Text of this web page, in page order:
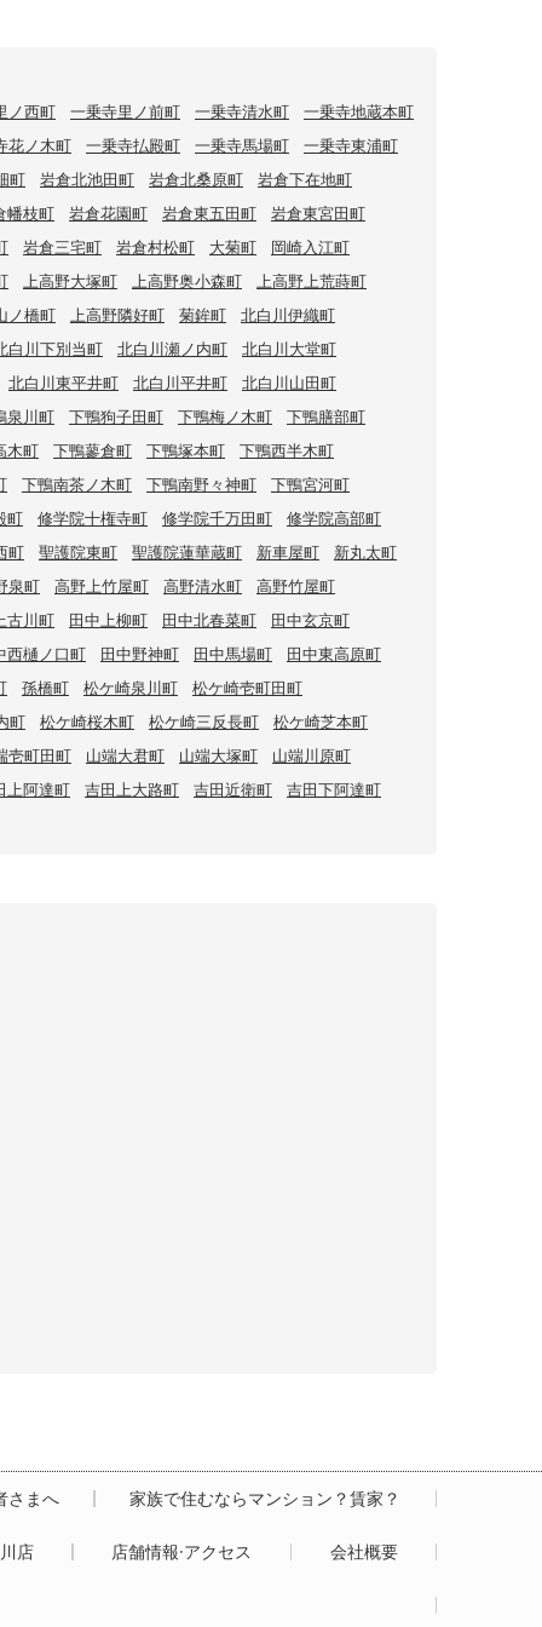
ノ西町 一乗寺里ノ前町 一乗寺清水町
一乗寺地蔵本町
花ノ木町 一乗寺払殿町 一乗寺馬場町
一乗寺東浦町
町 岩倉北池田町 岩倉北桑原町
岩倉下在地町
幡枝町 岩倉花園町 岩倉東五田町
岩倉東宮田町
岩倉三宅町 岩倉村松町 大菊町
岡崎入江町
上高野大塚町 上高野奥小森町
上高野上荒蒔町
ノ橋町 上高野隣好町 菊鉾町
北白川伊織町
白川下別当町 北白川瀬ノ内町
北白川大堂町
北白川東平井町 北白川平井町
北白川山田町
泉川町 下鴨狗子田町 下鴨梅ノ木町
下鴨膳部町
木町 下鴨蓼倉町 下鴨塚本町
下鴨西半木町
下鴨南茶ノ木町 下鴨南野々神町
下鴨宮河町
町 修学院十権寺町 修学院千万田町
修学院高部町
町 聖護院東町 聖護院蓮華蔵町 新車屋町
新丸太町
泉町 高野上竹屋町 高野清水町
高野竹屋町
古川町 田中上柳町 田中北春菜町
田中玄京町
西樋ノ口町 田中野神町 田中馬場町
田中東高原町
孫橋町 松ケ崎泉川町
松ケ崎壱町田町
町 松ケ崎桜木町 松ケ崎三反長町
松ケ崎芝本町
壱町田町 山端大君町 山端大塚町
山端川原町
上阿達町 吉田上大路町 吉田近衛町
吉田下阿達町
さまへ 家族で住むならマンション？賃家？
店 店舗情報·アクセス 会社概要